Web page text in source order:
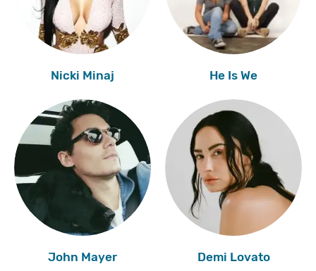
Nicki Minaj He Is We
John Mayer Demi Lovato